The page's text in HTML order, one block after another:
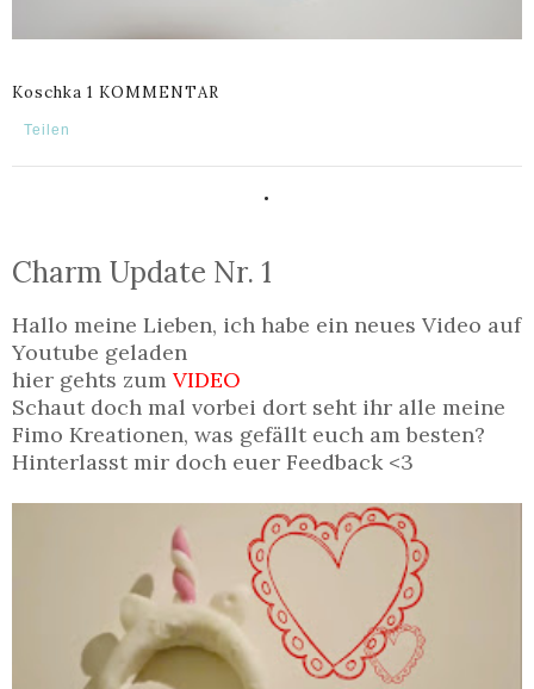
Koschka 1 KOMMENTAR
Teilen
.
Charm Update Nr. 1
Hallo meine Lieben, ich habe ein neues Video auf
Youtube geladen
hier gehts zum VIDEO
Schaut doch mal vorbei dort seht ihr alle meine
Fimo Kreationen, was gefällt euch am besten?
Hinterlasst mir doch euer Feedback <3